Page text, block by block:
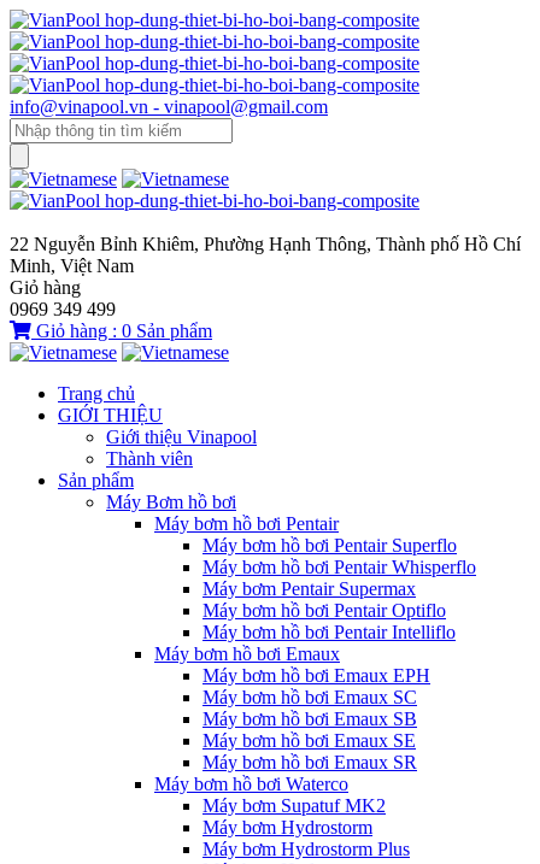
info@vinapool.vn - vinapool@gmail.com
22 Nguyễn Bỉnh Khiêm, Phường Hạnh Thông, Thành phố Hồ Chí
Minh, Việt Nam
Giỏ hàng
0969 349 499
Giỏ hàng : 0 Sản phẩm
Trang chủ
GIỚI THIỆU
Giới thiệu Vinapool
Thành viên
Sản phẩm
Máy Bơm hồ bơi
Máy bơm hồ bơi Pentair
Máy bơm hồ bơi Pentair Superflo
Máy bơm hồ bơi Pentair Whisperflo
Máy bơm Pentair Supermax
Máy bơm hồ bơi Pentair Optiflo
Máy bơm hồ bơi Pentair Intelliflo
Máy bơm hồ bơi Emaux
Máy bơm hồ bơi Emaux EPH
Máy bơm hồ bơi Emaux SC
Máy bơm hồ bơi Emaux SB
Máy bơm hồ bơi Emaux SE
Máy bơm hồ bơi Emaux SR
Máy bơm hồ bơi Waterco
Máy bơm Supatuf MK2
Máy bơm Hydrostorm
Máy bơm Hydrostorm Plus